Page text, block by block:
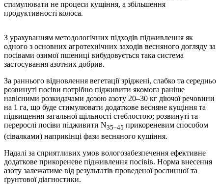
стимулювати не процеси кущіння, а збільшення
продуктивності колоса.
З урахуванням методологічних підходів підживлення як
одного з основних агротехнічних заходів весняного догляду за
посівами озимої пшениці вибудовується така система
застосування азотних добрив.
За раннього відновлення вегетації зріджені, слабко та середньо
розвинуті посіви потрібно підживити якомога раніше
навісними розкидачами дозою азоту 20–30 кг діючої речовини
на 1 га, що буде стимулювати додаткове весняне кущіння та
підвищення загальної щільності стеблостою; розвинуті та
перерослі посіви підживити N35–45 прикореневим способом
(сівалками) наприкінці фази весняного кущіння.
Надалі за сприятливих умов вологозабезпечення ефективне
додаткове прикореневе підживлення посівів. Норма внесення
азоту залежатиме від результатів проведеної рослинної та
ґрунтової діагностики.